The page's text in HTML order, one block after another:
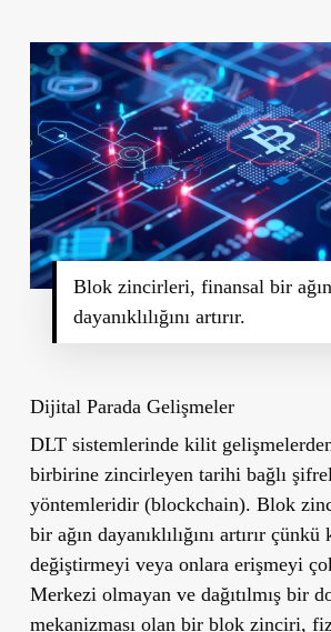
Blok zincirleri, finansal bir ağın
dayanıklılığını artırır.
Dijital Parada Gelişmeler
DLT sistemlerinde kilit
birbirine zincirleyen tarihi bağlı
yöntemleridir (blockchain). Blok
bir ağın dayanıklılığını artırır çünkü
değiştirmeyi veya onlara erişmeyi
Merkezi olmayan ve dağıtılmış bir
mekanizması olan bir blok zinciri,